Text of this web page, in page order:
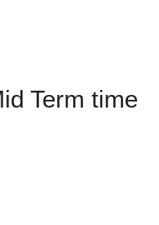
Term time